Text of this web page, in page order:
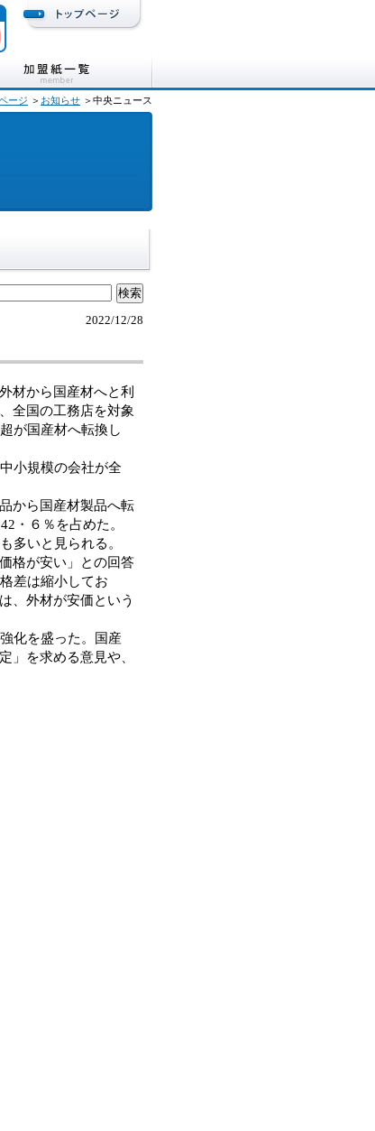
ージ ＞ お知らせ ＞中央ニュース
2022/12/28
材から国産材へと利
全国の工務店を対象
が国産材へ転換し
小規模の会社が全
から国産材製品へ転
・６％を占めた。
多いと見られる。
格が安い」との回答
差は縮小してお
、外材が安価という
化を盛った。国産
」を求める意見や、